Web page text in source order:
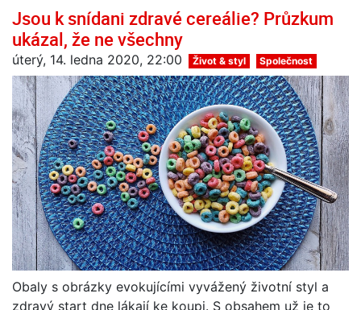
Jsou k snídani zdravé cereálie? Průzkum
ukázal, že ne všechny
úterý, 14. ledna 2020, 22:00 Život & styl Společnost
Obaly s obrázky evokujícími vyvážený životní styl a
zdravý start dne lákají ke koupi. S obsahem už je to